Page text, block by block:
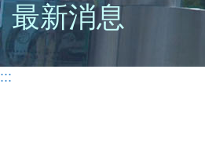
最新消息
:::